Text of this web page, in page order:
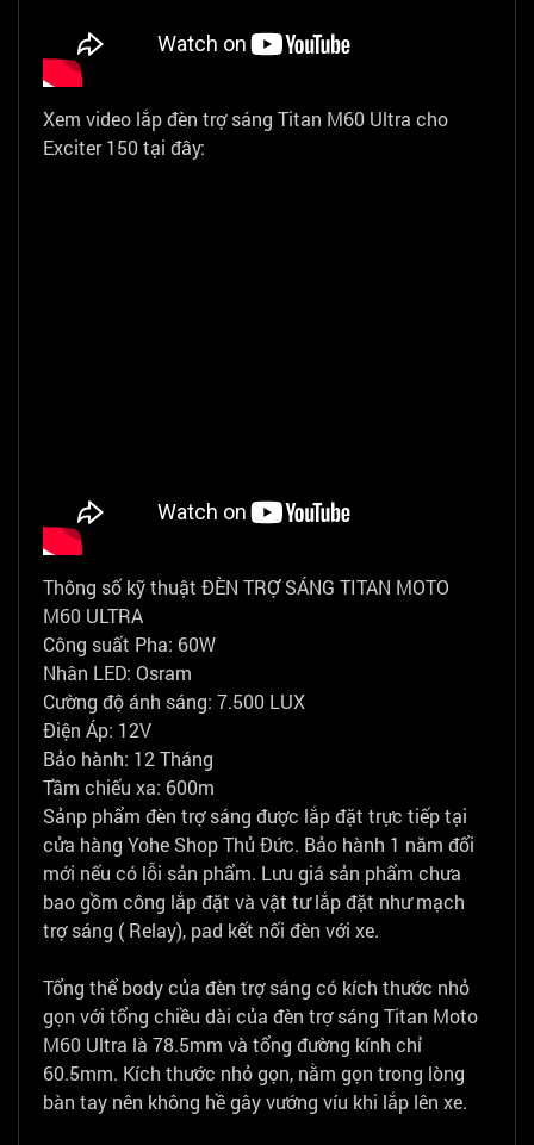
Xem video lắp đèn trợ sáng Titan M60 Ultra cho
Exciter 150 tại đây:
Thông số kỹ thuật ĐÈN TRỢ SÁNG TITAN MOTO
M60 ULTRA
Công suất Pha: 60W
Nhân LED: Osram
Cường độ ánh sáng: 7.500 LUX
Điện Áp: 12V
Bảo hành: 12 Tháng
Tầm chiếu xa: 600m
Sảnp phẩm đèn trợ sáng được lắp đặt trực tiếp tại
cửa hàng Yohe Shop Thủ Đức. Bảo hành 1 năm đổi
mới nếu có lỗi sản phẩm. Lưu giá sản phẩm chưa
bao gồm công lắp đặt và vật tư lắp đặt như mạch
trợ sáng ( Relay), pad kết nối đèn với xe.
Tổng thể body của đèn trợ sáng có kích thước nhỏ
gọn với tổng chiều dài của đèn trợ sáng Titan Moto
M60 Ultra là 78.5mm và tổng đường kính chỉ
60.5mm. Kích thước nhỏ gọn, nằm gọn trong lòng
bàn tay nên không hề gây vướng víu khi lắp lên xe.